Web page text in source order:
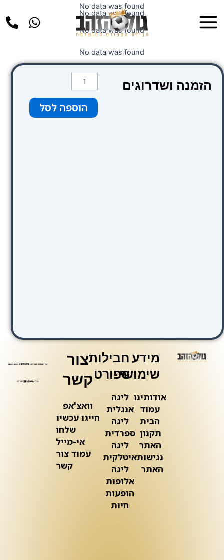
לתוכן
Menu
No data was found
No data was found
No data was found
No data was found
הזמנה ושדרוגים
כמות
של
שדרוג
למלון
הוספה לסל
מידע
שימושי
אודותינו
עמוד
הבית
תקנון
האתר
נגישות
האתר
חבילות
ספורט
ליגה
אנגלית
ליגה
ספרדית
ליגה
איטלקית
ליגה
אלופות
הופעות
חיות
צור
קשר
וואצ'אפ
חייגו עכשיו
שלחו
אי-מייל
עמוד צור
קשר